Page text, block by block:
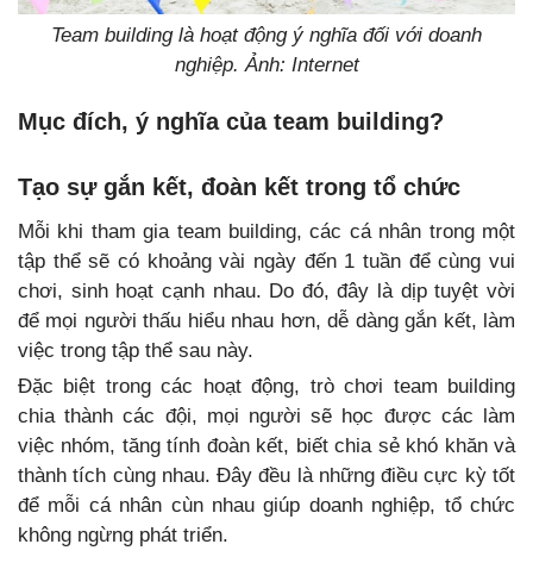
Team building là hoạt động ý nghĩa đối với doanh
nghiệp. Ảnh: Internet
Mục đích, ý nghĩa của team building?
Tạo sự gắn kết, đoàn kết trong tổ chức
Mỗi khi tham gia team building, các cá nhân trong một
tập thể sẽ có khoảng vài ngày đến 1 tuần để cùng vui
chơi, sinh hoạt cạnh nhau. Do đó, đây là dịp tuyệt vời
để mọi người thấu hiểu nhau hơn, dễ dàng gắn kết, làm
việc trong tập thể sau này.
Đặc biệt trong các hoạt động, trò chơi team building
chia thành các đội, mọi người sẽ học được các làm
việc nhóm, tăng tính đoàn kết, biết chia sẻ khó khăn và
thành tích cùng nhau. Đây đều là những điều cực kỳ tốt
để mỗi cá nhân cùn nhau giúp doanh nghiệp, tổ chức
không ngừng phát triển.